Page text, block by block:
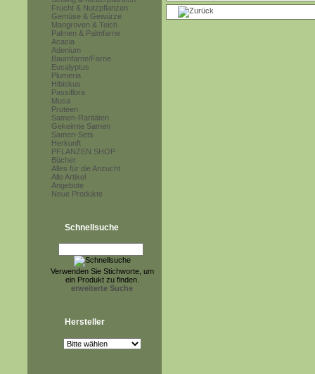
Frucht & Nutzpflanzen
Gemüse & Gewürze
Mangroven & Teich
Palmen & Palmfarne
Acacia
Adenium
Baumfarne/Farne
Eucalyptus
Plumeria
Hibiskus
Passiflora
Musa
Proteen
Samen-Raritäten
Gekeimte Samen
Samen-Sets
Herkunft
PFLANZEN SHOP
Bücher
Alles für die Anzucht
Alle Artikel
Angebote
Neue Produkte
Schnellsuche
Verwenden Sie Stichworte, um
ein Produkt zu finden.
erweiterte Suche
Hersteller